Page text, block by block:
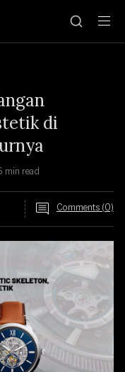
di
min read
Comments (0)